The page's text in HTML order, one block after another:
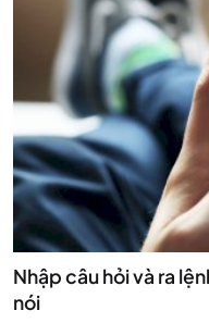
Nhập câu hỏi và ra
nói